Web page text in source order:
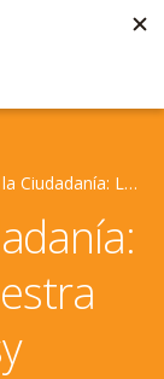
historia de nuestra valiente Patsy